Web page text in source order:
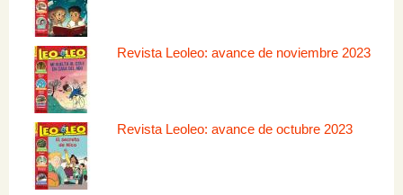
Revista Leoleo: avance de noviembre 2023
Revista Leoleo: avance de octubre 2023